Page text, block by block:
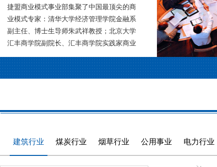
牌形象、企业
推广、企业产
等方面而努力
国内主流媒体
意人才资源，
供更为优质的
服务。
捷盟商业模式事业部集聚了中国最顶尖的商
业模式专家：清华大学经济管理学院金融系
副主任、博士生导师朱武祥教授；北京大学
汇丰商学院副院长、汇丰商学院实践家商业
流行的商业模式定义——商业模式是企业利
益相关者的交易结构就是这二位教授的研究
建筑行业 煤炭行业 烟草行业 公用事业 电力行业